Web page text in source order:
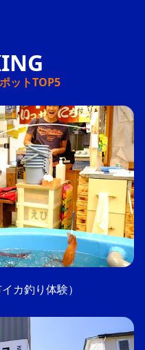
ットTOP5
カ釣り体験）